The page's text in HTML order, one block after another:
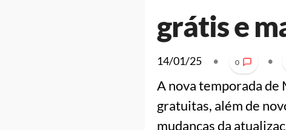
grátis e
14/01/25 • 0 •
A nova temporada de
gratuitas, além de
mudanças da